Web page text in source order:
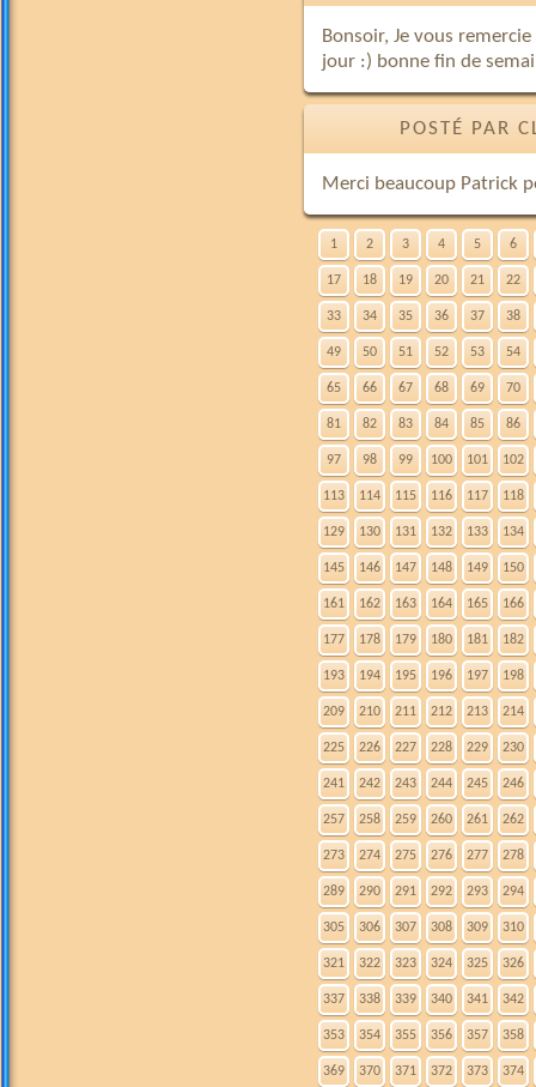
Bonsoir, Je vous
jour :) bonne fin de
POSTÉ PAR
Merci beaucoup Patrick
1 2 3 4 5 6
17 18 19 20 21 22
33 34 35 36 37 38
49 50 51 52 53 54
65 66 67 68 69 70
81 82 83 84 85 86
97 98 99 100 101 102
113 114 115 116 117 118
129 130 131 132 133 134
145 146 147 148 149 150
161 162 163 164 165 166
177 178 179 180 181 182
193 194 195 196 197 198
209 210 211 212 213 214
225 226 227 228 229 230
241 242 243 244 245 246
257 258 259 260 261 262
273 274 275 276 277 278
289 290 291 292 293 294
305 306 307 308 309 310
321 322 323 324 325 326
337 338 339 340 341 342
353 354 355 356 357 358
369 370 371 372 373 374